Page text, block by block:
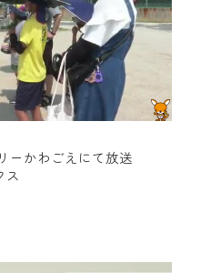
ーかわごえにて放送
ス